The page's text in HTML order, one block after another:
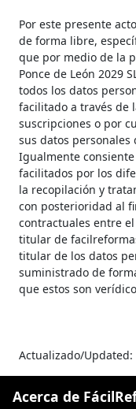
Por este presente
de forma libre,
que por medio de la
Ponce de León 2029
todos los datos
facilitado a través de
suscripciones o por
sus datos personales
Igualmente
facilitados por los
la recopilación y
con posterioridad al
contractuales entre el
titular de
titular de los datos
suministrado de
que estos son
Actualizado/Updated:
Acerca de